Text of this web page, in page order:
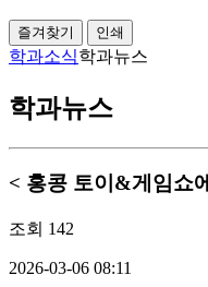
즐겨찾기 인쇄
학과소식학과뉴스
학과뉴스
< 홍콩 토이&게임쇼
조회 142
2026-03-06 08:11